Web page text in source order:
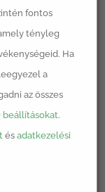
fontos
tényleg
Ha
a
az összes
beállításokat.
ésadatkezelési
0 blog